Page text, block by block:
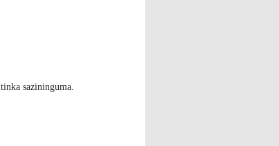
sazininguma.